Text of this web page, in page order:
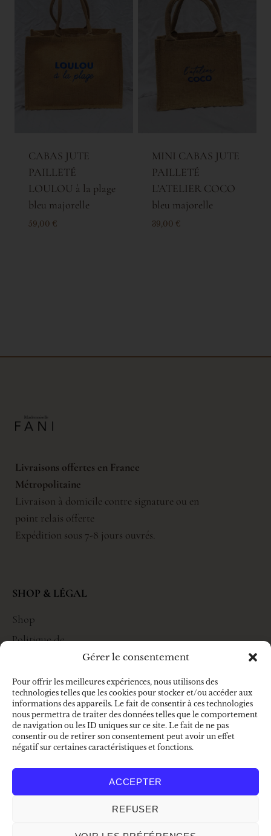
Gérer le consentement
Pour offrir les meilleures expériences, nous utilisons des
technologies telles que les cookies pour stocker et/ou accéder aux
informations des appareils. Le fait de consentir à ces technologies
nous permettra de traiter des données telles que le comportement
de navigation ou les ID uniques sur ce site. Le fait de ne pas
consentir ou de retirer son consentement peut avoir un effet
négatif sur certaines caractéristiques et fonctions.
ACCEPTER
REFUSER
CABAS JUTE
PAILLETÉ
LOULOU à la plage
bleu majorelle
59,00 €
MINI CABAS JUTE
PAILLETÉ
L’ATELIER COCO
bleu majorelle
39,00 €
Livraisons offertes en France
Métropolitaine
Livraison à domicile contre signature ou en
point relais offerte
Expédition sous 7-8 jours ouvrés.
SHOP & LÉGAL
Shop
Politique de
Mentions
légales
CGV